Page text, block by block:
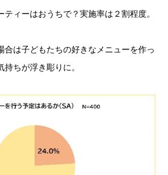
ィーはおうちで？実施率は２割程度。
合は子どもたちの好きなメニューを作っ
ちが浮き彫りに。